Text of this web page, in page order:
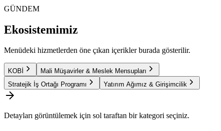
GÜNDEM
Ekosistemimiz
Menüdeki hizmetlerden öne çıkan içerikler burada gösterilir.
KOBİ
Mali Müşavirler & Meslek Mensupları
Stratejik İş Ortağı Programı
Yatırım Ağımız & Girişimcilik
Detayları görüntülemek için sol taraftan bir kategori seçiniz.